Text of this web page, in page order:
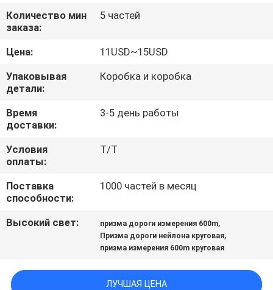
ПРОВЕРКА
КАЧЕСТВА
СВЯЖИТЕСЬ
МЫ
СПРОСИТЕ
ЦИТАТУ
КАРТА
POLICY
Количество мин
заказа:
5 частей
Цена:
11USD~15USD
Упаковывая
детали:
Коробка и коробка
Время
доставки:
3-5 день работы
Условия
оплаты:
T/T
Поставка
способности:
1000 частей в месяц
Высокий свет: призма дороги измерения 600m,
Призма дороги нейлона круговая,
призма измерения 600m круговая
ЛУЧШАЯ ЦЕНА